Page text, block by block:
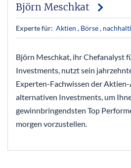
Björn Meschkat
Experte für: Aktien , Börse,
Björn Meschkat, ihr Chefanalyst
Investments, nutzt sein
Experten-Fachwissen der
alternativen Investments, um
gewinnbringendsten Top
morgen vorzustellen.